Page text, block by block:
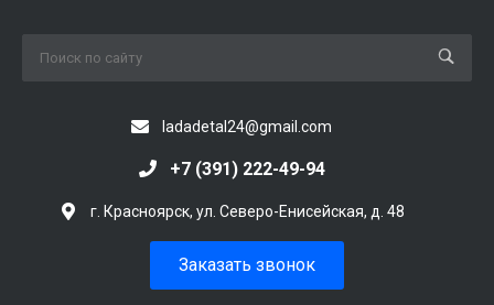
ladadetal24@gmail.com
+7 (391) 222-49-94
г. Красноярск, ул. Северо-Енисейская, д. 48
Заказать звонок